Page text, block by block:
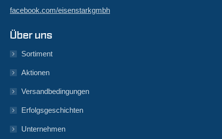
facebook.com/eisenstarkgmbh
Über uns
Sortiment
Aktionen
Versandbedingungen
Erfolgsgeschichten
Unternehmen